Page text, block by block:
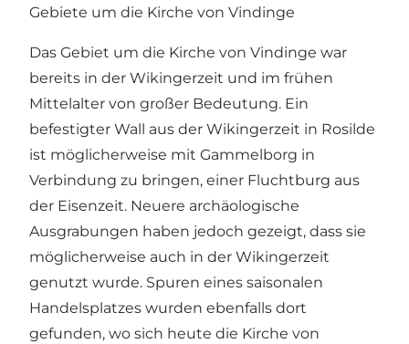
Gebiete um die Kirche von Vindinge
Das Gebiet um die Kirche von Vindinge war
bereits in der Wikingerzeit und im frühen
Mittelalter von großer Bedeutung. Ein
befestigter Wall aus der Wikingerzeit in Rosilde
ist möglicherweise mit Gammelborg in
Verbindung zu bringen, einer Fluchtburg aus
der Eisenzeit. Neuere archäologische
Ausgrabungen haben jedoch gezeigt, dass sie
möglicherweise auch in der Wikingerzeit
genutzt wurde. Spuren eines saisonalen
Handelsplatzes wurden ebenfalls dort
gefunden, wo sich heute die Kirche von